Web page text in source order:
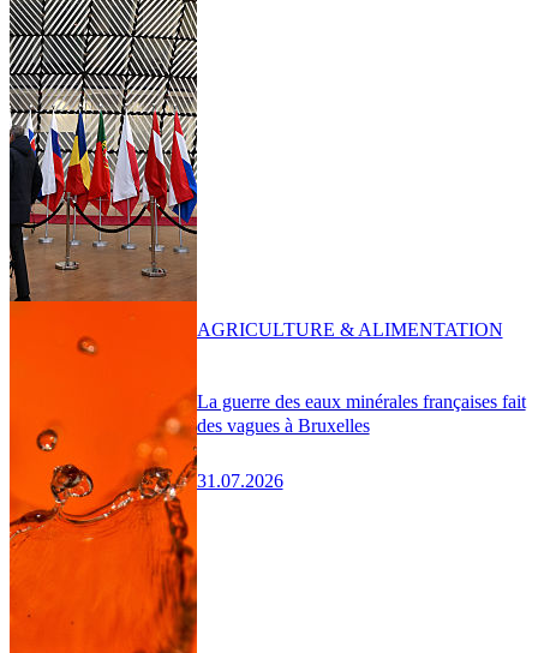
La guerre des eaux minérales françaises fait
des vagues à Bruxelles
31.07.2026
AGRICULTURE & ALIMENTATION